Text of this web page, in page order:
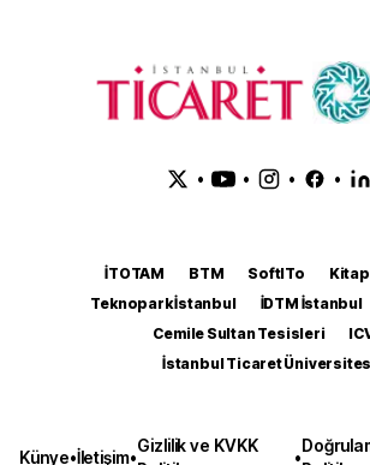
• • • •
İTOTAM BTM SoftITo
Teknopark İstanbul
İDTM İstanbul
Cemile Sultan Tesisleri
İstanbul Ticaret
Künye•İletişim•
Gizlilik ve KVKK
•